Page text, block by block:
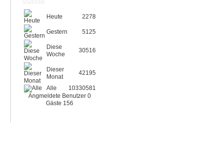
Heute 2278
Gestern 5125
Diese
Woche
30516
Dieser
Monat
42195
Alle
10330581
Angmeldete Benutzer 0
Gäste 156